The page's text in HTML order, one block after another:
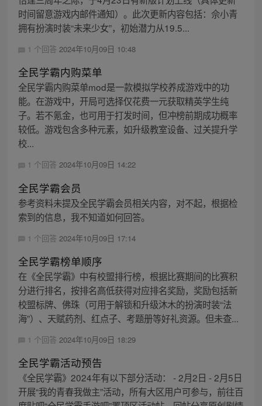
时间留意游戏内邮件通知）。此次更新内容包括：佘小青
拥有扮演时装“未来少女”，初始潜力从19.5...
1 个回答 2024年10月09日 10:48
全民学霸内购菜单
全民学霸内购菜单mod是一款模拟学校养成游戏中的功
能。在游戏中，开局可选择仅花费一元获取精英学生纯
子。若不氪金，也可用于打发时间，但冲榜前期成功概率
较低。游戏包含多种元素，如升级教室设备、过关提升学
校...
1 个回答 2024年10月09日 14:22
全民学霸会员
参考资料未提及全民学霸会员相关内容，对不起，根据检
索到的信息，我不知道如何回答。
1 个回答 2024年10月09日 17:14
全民学霸榜单顺序
在《全民学霸》中有校盟排行榜，根据比赛期间的比赛积
分进行排名，按排名高低获得对应排名奖励，奖励包括新
校盟标牌、佛珠（可用于解锁和升级沐木的扮演时装“法
海”）、天赋药剂、红点子、考题册等好礼资源。但未查...
1 个回答 2024年10月09日 18:29
全民学霸活动预告
《全民学霸》2024年有以下部分活动： - 2月2日 - 2月5日
开展“我的青春我做主”活动，所有大区用户可参与，前往百